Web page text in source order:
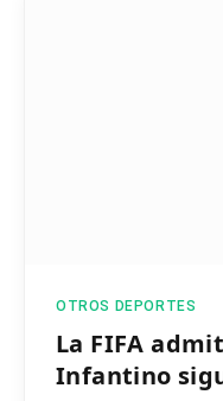
OTROS DEPORTES
La FIFA
Infantino